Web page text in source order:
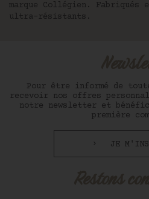
marque Collégien.
ultra-résistants.
Pour être informé de
recevoir nos offres
notre newsletter et
première
JE